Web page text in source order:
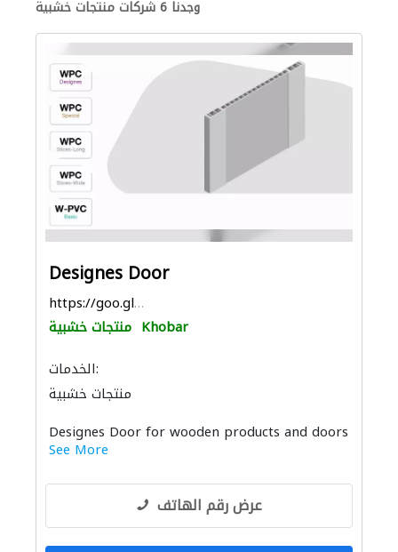
وجدنا 6 شركات منتجات خشبية
Designes Door
https://goo.gl/maps/4MJUc9PbcRJtiWFX6
منتجات خشبية Khobar
الخدمات:
منتجات خشبية
Designes Door for wooden products and doors
See More
عرض رقم الهاتف